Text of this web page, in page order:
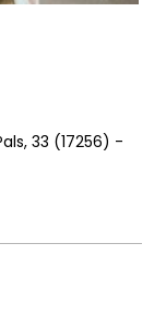
33 (17256) -